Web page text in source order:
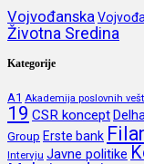
Vojvođanska
Životna Sredina
Kategorije
A1 Akademija poslovnih
19 CSR koncept
Group Erste bank
Intervju Javne politike